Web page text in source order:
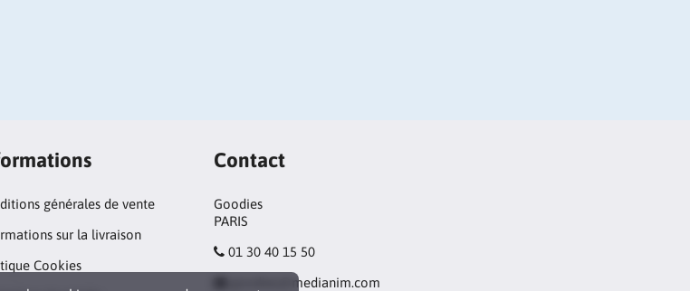
générales de vente
sur la livraison
Cookies
Contact
Goodies
PARIS
01 30 40 15 50
goodies@medianim.com